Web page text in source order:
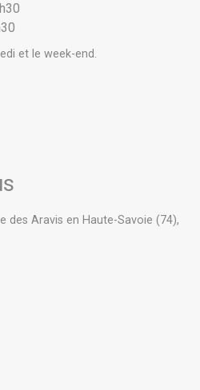
et le week-end.
des Aravis en Haute-Savoie (74),